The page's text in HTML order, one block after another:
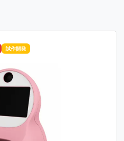
試作開発